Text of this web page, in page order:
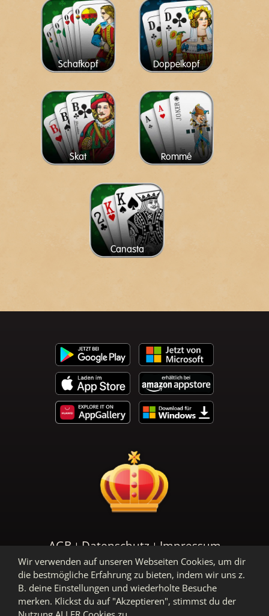
Schafkopf Doppelkopf
Skat Rommé
Canasta
AGB Datenschutz Impressum
Wir verwenden auf unseren Webseiten Cookies, um dir
die bestmögliche Erfahrung zu bieten, indem wir uns z.
B. deine Einstellungen und wiederholte Besuche
merken. Klickst du auf "Akzeptieren", stimmst du der